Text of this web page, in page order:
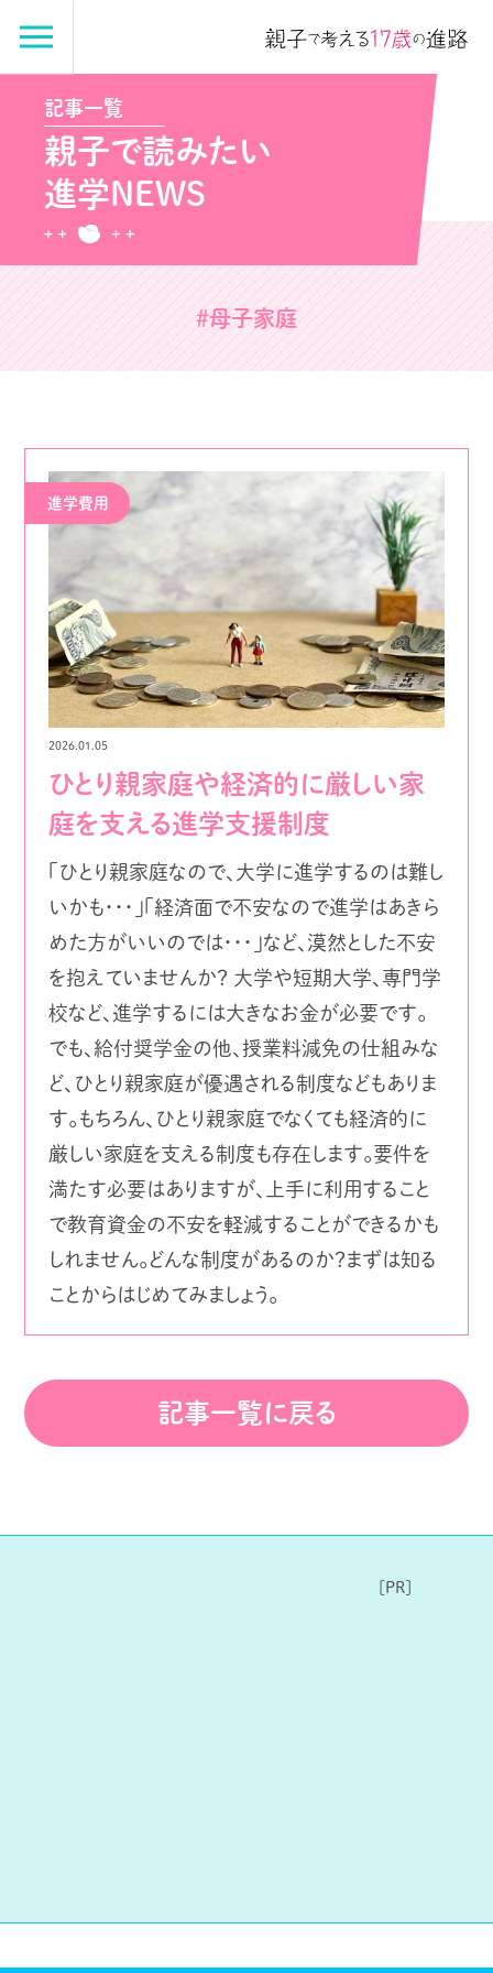
記事一覧
親子で読みたい
進学NEWS
#母子家庭
進学費用
2026.01.05
ひとり親家庭や経済的に厳しい家
庭を支える進学支援制度
「ひとり親家庭なので、大学に進学するのは難し
いかも・・・」「経済面で不安なので進学はあきら
めた方がいいのでは・・・」など、漠然とした不安
を抱えていませんか？ 大学や短期大学、専門学
校など、進学するには大きなお金が必要です。
でも、給付奨学金の他、授業料減免の仕組みな
ど、ひとり親家庭が優遇される制度などもありま
す。もちろん、ひとり親家庭でなくても経済的に
厳しい家庭を支える制度も存在します。要件を
満たす必要はありますが、上手に利用すること
で教育資金の不安を軽減することができるかも
しれません。どんな制度があるのか？まずは知る
ことからはじめてみましょう。
記事一覧に戻る